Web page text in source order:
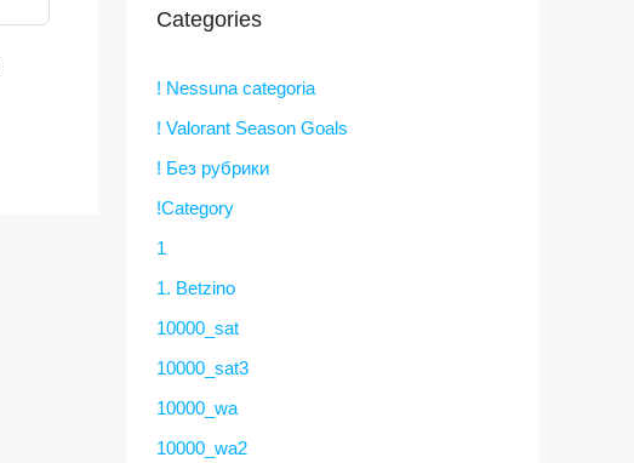
Categories
! Nessuna categoria
! Valorant Season Goals
! Без рубрики
!Category
1
1. Betzino
10000_sat
10000_sat3
10000_wa
10000_wa2